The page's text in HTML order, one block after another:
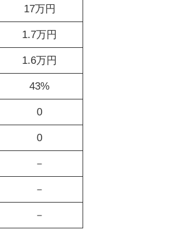
17万円
1.7万円
1.6万円
43%
0
0
－
－
－